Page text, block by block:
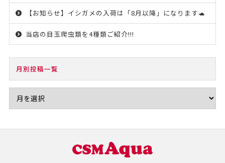
【お知らせ】イシガメの入荷は「8月以降」になります🐢
当店の目玉爬虫類を4種類ご紹介!!!
月別投稿一覧